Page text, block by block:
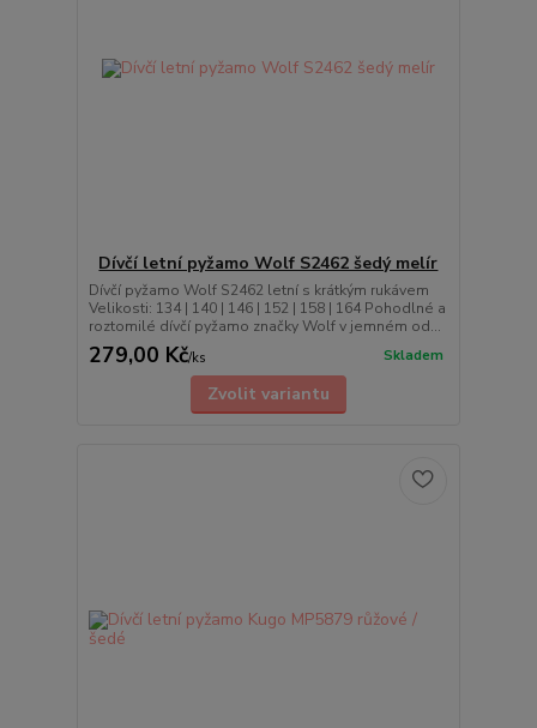
Dívčí letní pyžamo Wolf S2462 šedý melír
Dívčí pyžamo Wolf S2462 letní s krátkým rukávem
Velikosti: 134 | 140 | 146 | 152 | 158 | 164 Pohodlné a
roztomilé dívčí pyžamo značky Wolf v jemném od...
279,00 Kč/ks Skladem
Zvolit variantu